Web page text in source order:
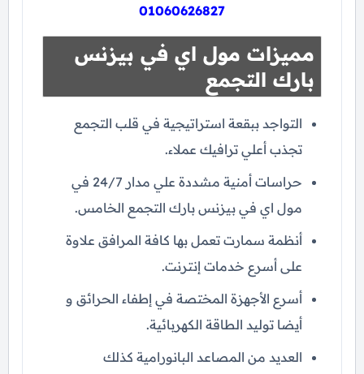
01060626827
مميزات مول اي في بيزنس
بارك التجمع
التواجد ببقعة استراتيجية في قلب التجمع
تجذب أعلي ترافيك عملاء.
حراسات أمنية مشددة علي مدار 24/7 في
مول اي في بيزنس بارك التجمع الخامس.
أنظمة سمارت تعمل بها كافة المرافق علاوة
على أسرع خدمات إنترنت.
أسرع الأجهزة المختصة في إطفاء الحرائق و
أيضا توليد الطاقة الكهربائية.
العديد من المصاعد البانورامية كذلك